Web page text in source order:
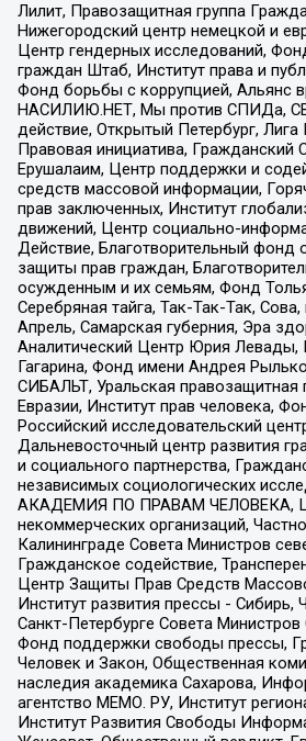
Лилит, Правозащитная группа
Нижегородский центр немецкой и
Центр гендерных исследований,
граждан Штаб, Институт права и
Фонд борьбы с коррупцией, Альянс
НАСИЛИЮ.НЕТ, Мы против СПИДа,
действие, Открытый Петербург, Лига
Правовая инициатива, Гражданский
Ерушалаим, Центр поддержки и
средств массовой информации,
прав заключенных, Институт
движений, Центр социально-
Действие, Благотворительный фонд
защиты прав граждан,
осужденным и их семьям, Фонд
Серебряная тайга, Так-Так-Так,
Апрель, Самарская губерния, Эра
Аналитический Центр Юрия Левады,
Гагарина, Фонд имени Андрея
СИБАЛЬТ, Уральская правозащитная
Евразии, Институт прав человека,
Российский исследовательский
Дальневосточный центр развития
и социального партнерства,
независимых социологических
АКАДЕМИЯ ПО ПРАВАМ ЧЕЛОВЕКА,
некоммерческих организаций,
Калининграде Совета Министров
Гражданское содействие,
Центр Защиты Прав Средств
Институт развития прессы - Сибирь,
Санкт-Петербурге Совета Министров
Фонд поддержки свободы прессы,
Человек и Закон, Общественная
наследия академика Сахарова,
агентство МЕМО. РУ, Институт
Институт Развития Свободы